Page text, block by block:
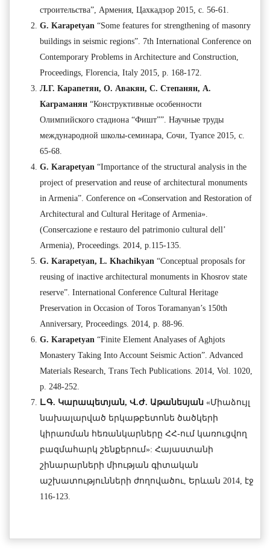
строительства”, Армения, Цахкадзор 2015, с. 56-61.
G. Karapetyan “Some features for strengthening of masonry
buildings in seismic regions”. 7th International Conference on
Contemporary Problems in Architecture and Construction,
Proceedings, Florencia, Italy 2015, p. 168-172.
Л.Г. Карапетян, О. Авакян, С. Степанян, А.
Каграманян “Конструктивные особенности
Олимпийского стадиона “Фишт””. Научные труды
международной школы-семинара, Сочи, Туапсе 2015, с.
65-68.
G. Karapetyan “Importance of the structural analysis in the
project of preservation and reuse of architectural monuments
in Armenia”. Conference on «Conservation and Restoration of
Architectural and Cultural Heritage of Armenia».
(Consercazione e restauro del patrimonio cultural dell’
Armenia), Proceedings. 2014, p.115-135.
G. Karapetyan, L. Khachikyan “Conceptual proposals for
reusing of inactive architectural monuments in Khosrov state
reserve”. International Conference Cultural Heritage
Preservation in Occasion of Toros Toramanyan’s 150th
Anniversary, Proceedings. 2014, p. 88-96.
G. Karapetyan “Finite Element Analyases of Aghjots
Monastery Taking Into Account Seismic Action”. Advanced
Materials Research, Trans Tech Publications. 2014, Vol. 1020,
p. 248-252.
Լ.Գ. Կարապետյան, Վ.Ժ. Աթանեսյան «Միաձույլ
նախալարված երկաթբետոնե ծածկերի
կիրառման հեռանկարները ՀՀ-ում կառուցվող
բազմահարկ շենքերում»: Հայաստանի
շինարարների միության գիտական
աշխատությունների ժողովածու, Երևան 2014, էջ
116-123.